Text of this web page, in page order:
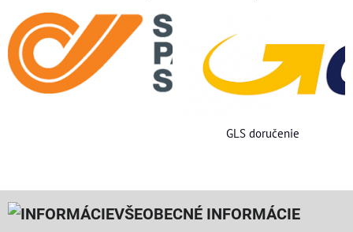
GLS doručenie
VŠEOBECNÉ INFORMÁCIE